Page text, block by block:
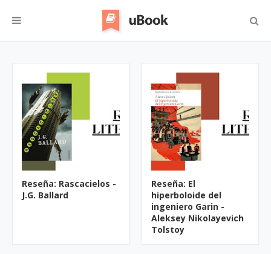
Reseña: Rascacielos -
J.G. Ballard
Reseña: El
hiperboloide del
ingeniero Garin -
Aleksey Nikolayevich
Tolstoy